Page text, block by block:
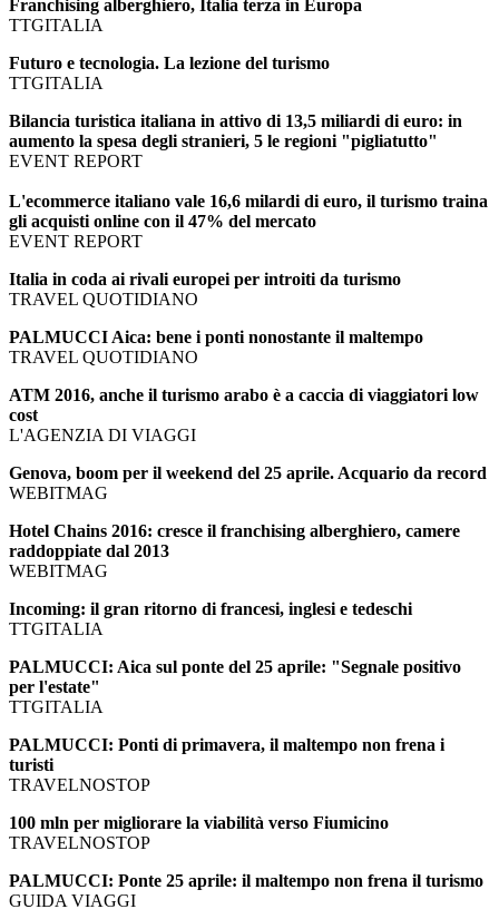
Franchising alberghiero, Italia terza in Europa
TTGITALIA
Futuro e tecnologia. La lezione del turismo
TTGITALIA
Bilancia turistica italiana in attivo di 13,5 miliardi di euro: in
aumento la spesa degli stranieri, 5 le regioni "pigliatutto"
EVENT REPORT
L'ecommerce italiano vale 16,6 milardi di euro, il turismo traina
gli acquisti online con il 47% del mercato
EVENT REPORT
Italia in coda ai rivali europei per introiti da turismo
TRAVEL QUOTIDIANO
PALMUCCI Aica: bene i ponti nonostante il maltempo
TRAVEL QUOTIDIANO
ATM 2016, anche il turismo arabo è a caccia di viaggiatori low
cost
L'AGENZIA DI VIAGGI
Genova, boom per il weekend del 25 aprile. Acquario da record
WEBITMAG
Hotel Chains 2016: cresce il franchising alberghiero, camere
raddoppiate dal 2013
WEBITMAG
Incoming: il gran ritorno di francesi, inglesi e tedeschi
TTGITALIA
PALMUCCI: Aica sul ponte del 25 aprile: "Segnale positivo
per l'estate"
TTGITALIA
PALMUCCI: Ponti di primavera, il maltempo non frena i
turisti
TRAVELNOSTOP
100 mln per migliorare la viabilità verso Fiumicino
TRAVELNOSTOP
PALMUCCI: Ponte 25 aprile: il maltempo non frena il turismo
GUIDA VIAGGI